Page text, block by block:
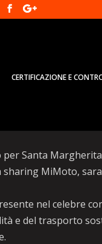
CERTIFICAZIONE E
Santa
MiMoto,
nel celebre
e del trasporto